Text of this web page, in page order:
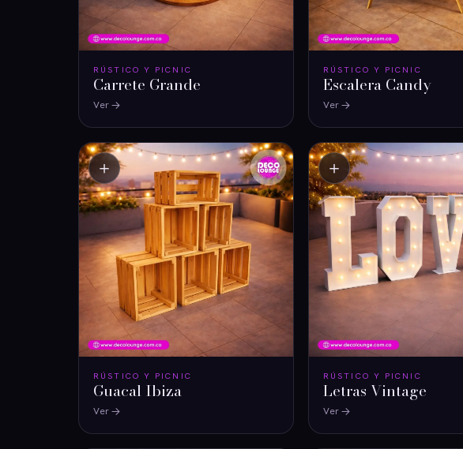
RÚSTICO Y PICNIC
Carrete Grande
Ver
RÚSTICO Y PICNIC
Escalera Candy
Ver
RÚSTICO Y PICNIC
Guacal Ibiza
Ver
＋
RÚSTICO Y PICNIC
Letras Vintage
Ver
＋